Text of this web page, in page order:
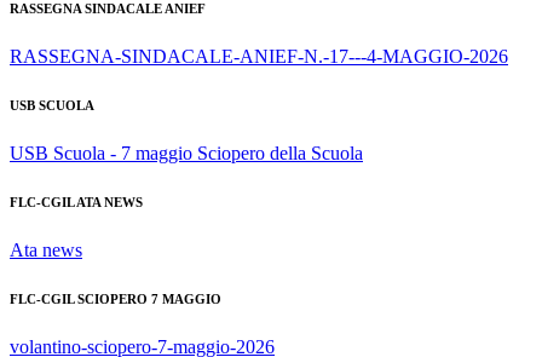
RASSEGNA SINDACALE ANIEF
RASSEGNA-SINDACALE-ANIEF-N.-17---4-MAGGIO-2026
USB SCUOLA
USB Scuola - 7 maggio Sciopero della Scuola
FLC-CGIL ATA NEWS
Ata news
FLC-CGIL SCIOPERO 7 MAGGIO
volantino-sciopero-7-maggio-2026